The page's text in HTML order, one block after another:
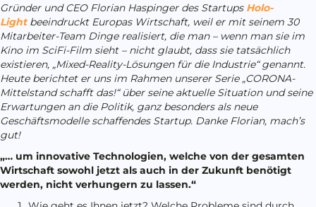
Gründer und CEO Florian Haspinger des Startups Holo-
Lightbeeindruckt Europas Wirtschaft, weil er mit seinem 30
Mitarbeiter-Team Dinge realisiert, die man – wenn man sie im
Kino im SciFi-Film sieht – nicht glaubt, dass sie tatsächlich
existieren, „Mixed-Reality-Lösungen für die Industrie“ genannt.
Heute berichtet er uns im Rahmen unserer Serie „CORONA-
Mittelstand schafft das!“ über seine aktuelle Situation und seine
Erwartungen an die Politik, ganz besonders als neue
Geschäftsmodelle schaffendes Startup. Danke Florian, mach’s
gut!
„… um innovative Technologien, welche von der gesamten
Wirtschaft sowohl jetzt als auch in der Zukunft benötigt
werden, nicht verhungern zu lassen.“